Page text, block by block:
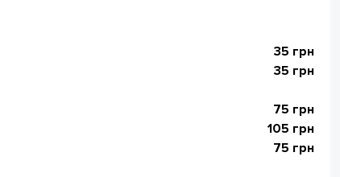
35 грн
35 грн
75 грн
105 грн
75 грн